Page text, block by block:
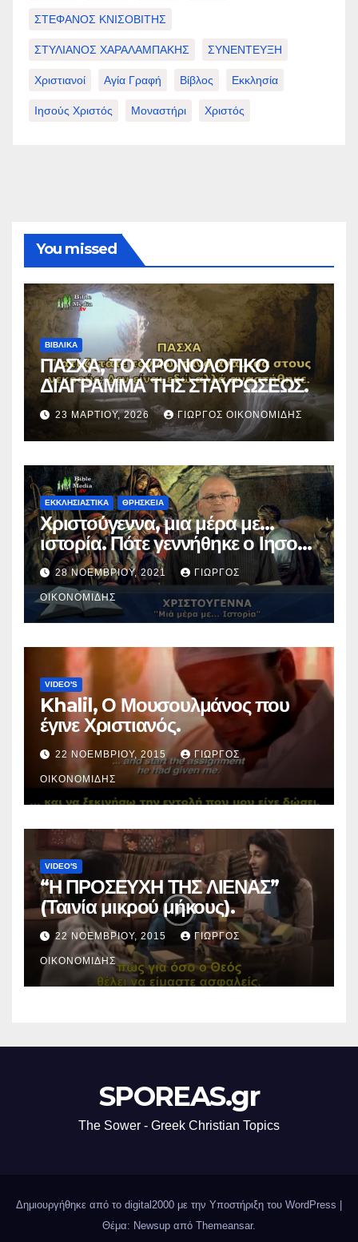
ΣΤΕΦΑΝΟΣ ΚΝΙΣΟΒΙΤΗΣ
ΣΤΥΛΙΑΝΟΣ ΧΑΡΑΛΑΜΠΑΚΗΣ ΣΥΝΕΝΤΕΥΞΗ
Χριστιανοί Αγία Γραφή Βίβλος Εκκλησία
Ιησούς Χριστός Μοναστήρι Χριστός
You missed
ΒΙΒΛΙΚΑ
ΠΑΣΧΑ, ΤΟ ΧΡΟΝΟΛΟΓΙΚΟ
ΔΙΑΓΡΑΜΜΑ ΤΗΣ ΣΤΑΥΡΩΣΕΩΣ.
23 ΜΑΡΤΊΟΥ, 2026 ΓΙΏΡΓΟΣ ΟΙΚΟΝΟΜΊΔΗΣ
ΕΚΚΛΗΣΙΑΣΤΙΚΑ ΘΡΗΣΚΕΙΑ
Χριστούγεννα, μια μέρα με…
ιστορία. Πότε γεννήθηκε ο Ιησούς
Χριστός; (Βίντεο).
28 ΝΟΕΜΒΡΊΟΥ, 2021 ΓΙΏΡΓΟΣ
ΟΙΚΟΝΟΜΊΔΗΣ
VIDEO'S
Khalil, Ο Μουσουλμάνος που
έγινε Χριστιανός.
22 ΝΟΕΜΒΡΊΟΥ, 2015 ΓΙΏΡΓΟΣ
ΟΙΚΟΝΟΜΊΔΗΣ
VIDEO'S
“Η ΠΡΟΣΕΥΧΗ ΤΗΣ ΛΙΕΝΑΣ”
(Ταινία μικρού μήκους).
22 ΝΟΕΜΒΡΊΟΥ, 2015 ΓΙΏΡΓΟΣ
ΟΙΚΟΝΟΜΊΔΗΣ
SPOREAS.gr
The Sower - Greek Christian Topics
Δημιουργήθηκε από το digital2000 με την Υποστήριξη του WordPress
Θέμα: Newsup από Themeansar.